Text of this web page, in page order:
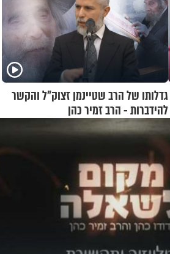
גדלותו של הרב שטיינמן זצוק"ל והקשר
להידברות - הרב זמיר כהן